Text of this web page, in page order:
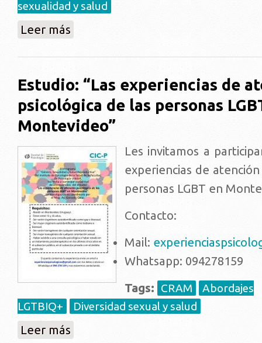
sexualidad y salud
Leer más
Estudio: “Las experiencias de
psicológica de las personas
Montevideo”
Les invitamos a
experiencias de
personas LGBT en
Contacto:
Mail:
Whatsapp: 094278159
Tags: CRAM
Abordajes
LGTBIQ+
Diversidad sexual y salud
Leer más